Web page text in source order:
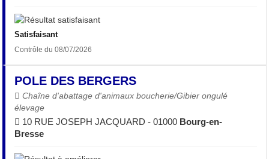
Satisfaisant
Contrôle du 08/07/2026
POLE DES BERGERS
Chaîne d'abattage d'animaux boucherie/Gibier ongulé
élevage
10 RUE JOSEPH JACQUARD - 01000 Bourg-en-
Bresse